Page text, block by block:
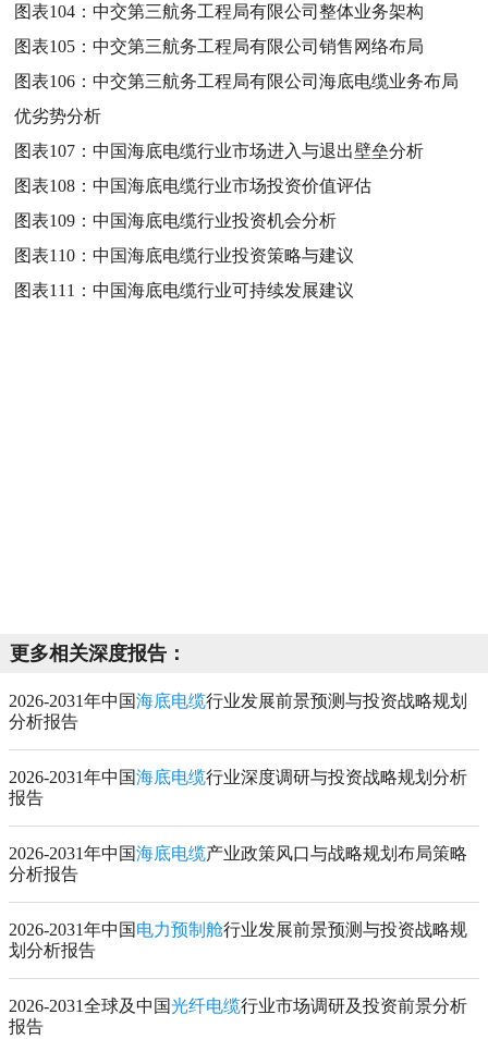
图表104：中交第三航务工程局有限公司整体业务架构
图表105：中交第三航务工程局有限公司销售网络布局
图表106：中交第三航务工程局有限公司海底电缆业务布局
优劣势分析
图表107：中国海底电缆行业市场进入与退出壁垒分析
图表108：中国海底电缆行业市场投资价值评估
图表109：中国海底电缆行业投资机会分析
图表110：中国海底电缆行业投资策略与建议
图表111：中国海底电缆行业可持续发展建议
更多相关深度报告：
2026-2031年中国海底电缆行业发展前景预测与投资战略规划
分析报告
2026-2031年中国海底电缆行业深度调研与投资战略规划分析
报告
2026-2031年中国海底电缆产业政策风口与战略规划布局策略
分析报告
2026-2031年中国 电力预制舱行业发展前景预测与投资战略规
划分析报告
2026-2031全球及中国光纤电缆行业市场调研及投资前景分析
报告